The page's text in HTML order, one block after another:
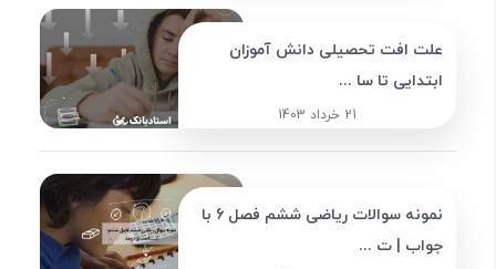
علت افت تحصیلی دانش آموزان
ابتدایی تا سا ...
21 خرداد 1403
نمونه سوالات ریاضی ششم فصل 6 با
جواب | ت ...